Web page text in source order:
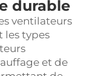
durable
ventilateurs
les types
et de